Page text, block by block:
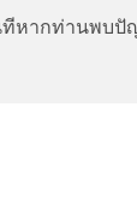
หากท่านพบปั